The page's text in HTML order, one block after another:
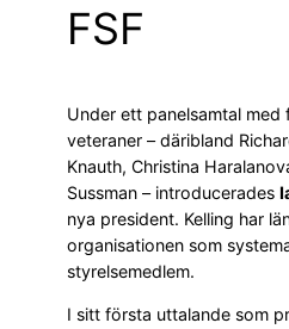
FSF
Under ett panelsamtal med
veteraner – däribland
Knauth, Christina
Sussman – introducerades
nya president. Kelling har
organisationen som
styrelsemedlem.
I sitt första uttalande som